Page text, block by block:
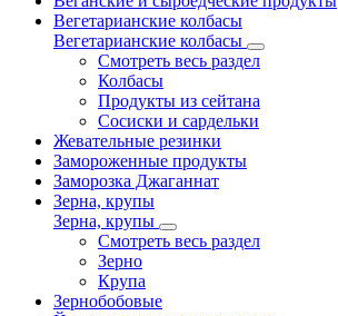
Вегетарианские колбасы
Вегетарианские колбасы
Смотреть весь раздел
Колбасы
Продукты из сейтана
Сосиски и сардельки
Жевательные резинки
Замороженные продукты
Заморозка Джаганнат
Зерна, крупы
Зерна, крупы
Смотреть весь раздел
Зерно
Крупа
Зернобобовые